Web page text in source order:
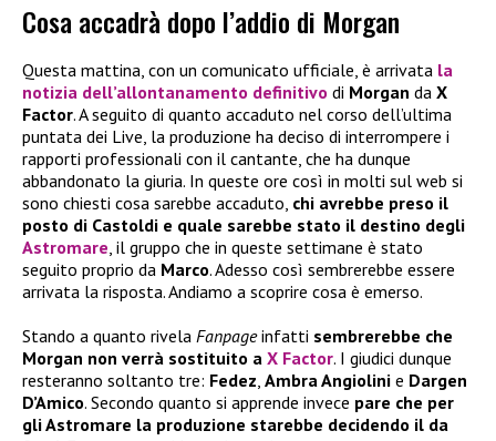
Cosa accadrà dopo l’addio di Morgan
Questa mattina, con un comunicato ufficiale, è arrivata la
notizia dell’allontanamento definitivo di Morgan da X
Factor. A seguito di quanto accaduto nel corso dell’ultima
puntata dei Live, la produzione ha deciso di interrompere i
rapporti professionali con il cantante, che ha dunque
abbandonato la giuria. In queste ore così in molti sul web si
sono chiesti cosa sarebbe accaduto, chi avrebbe preso il
posto di Castoldi e quale sarebbe stato il destino degli
Astromare, il gruppo che in queste settimane è stato
seguito proprio da Marco. Adesso così sembrerebbe essere
arrivata la risposta. Andiamo a scoprire cosa è emerso.
Stando a quanto rivela Fanpageinfatti sembrerebbe che
Morgan non verrà sostituito a X Factor. I giudici dunque
resteranno soltanto tre: Fedez, Ambra Angiolini e Dargen
D’Amico. Secondo quanto si apprende invece pare che per
gli Astromare la produzione starebbe decidendo il da